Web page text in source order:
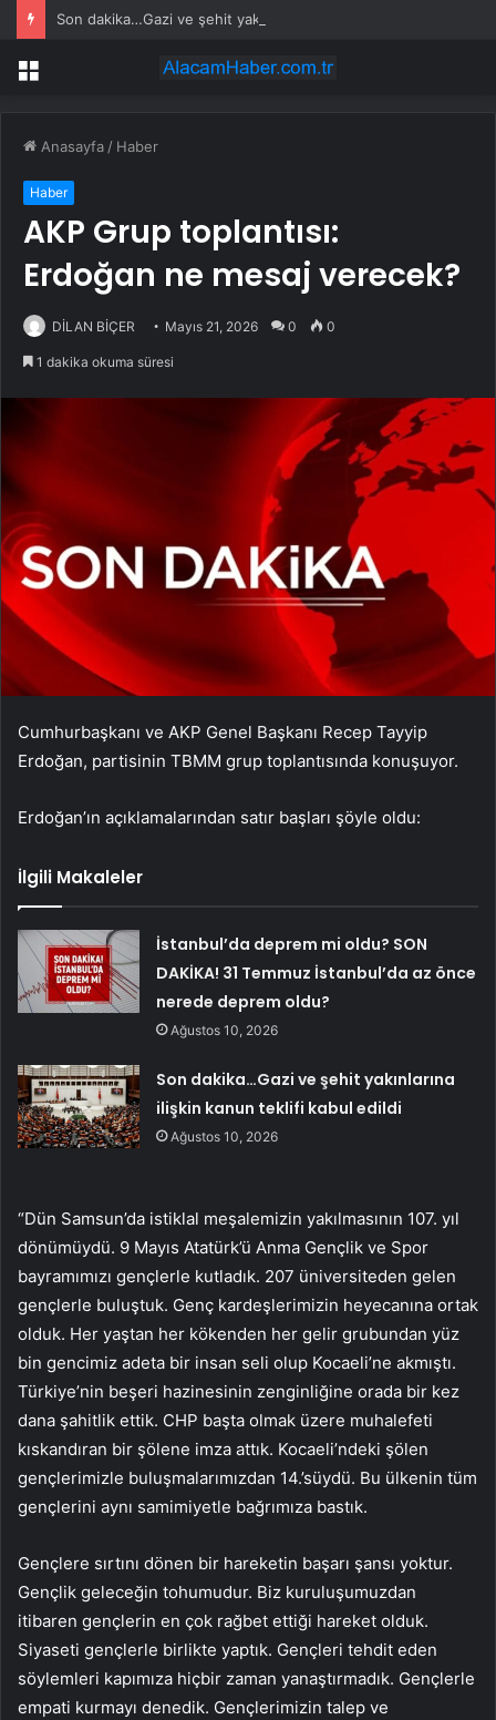
Menü
Anasayfa / Haber
Haber
AKP Grup toplantısı:
Erdoğan ne mesaj verecek?
DİLAN BİÇER Mayıs 21, 2026 0 0
1 dakika okuma süresi
Cumhurbaşkanı ve AKP Genel Başkanı Recep Tayyip
Erdoğan, partisinin TBMM grup toplantısında konuşuyor.
Erdoğan’ın açıklamalarından satır başları şöyle oldu:
İlgili Makaleler
İstanbul’da deprem mi oldu? SON
DAKİKA! 31 Temmuz İstanbul’da az önce
nerede deprem oldu?
Ağustos 10, 2026
Son dakika…Gazi ve şehit yakınlarına
ilişkin kanun teklifi kabul edildi
Ağustos 10, 2026
“Dün Samsun’da istiklal meşalemizin yakılmasının 107. yıl
dönümüydü. 9 Mayıs Atatürk’ü Anma Gençlik ve Spor
bayramımızı gençlerle kutladık. 207 üniversiteden gelen
gençlerle buluştuk. Genç kardeşlerimizin heyecanına ortak
olduk. Her yaştan her kökenden her gelir grubundan yüz
bin gencimiz adeta bir insan seli olup Kocaeli’ne akmıştı.
Türkiye’nin beşeri hazinesinin zenginliğine orada bir kez
dana şahitlik ettik. CHP başta olmak üzere muhalefeti
kıskandıran bir şölene imza attık. Kocaeli’ndeki şölen
gençlerimizle buluşmalarımızdan 14.’süydü. Bu ülkenin tüm
gençlerini aynı samimiyetle bağrımıza bastık.
Gençlere sırtını dönen bir hareketin başarı şansı yoktur.
Gençlik geleceğin tohumudur. Biz kuruluşumuzdan
itibaren gençlerin en çok rağbet ettiği hareket olduk.
Siyaseti gençlerle birlikte yaptık. Gençleri tehdit eden
söylemleri kapımıza hiçbir zaman yanaştırmadık. Gençlerle
empati kurmayı denedik. Gençlerimizin talep ve